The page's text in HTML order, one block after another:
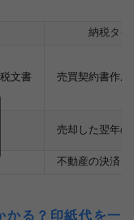
納税タイ
文書 売買契約書作成
売却した翌年の
不動産の決済・
かる？印紙代を一